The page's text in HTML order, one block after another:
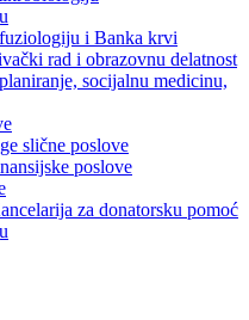
i Banka krvi
rad i obrazovnu delatnost
socijalnu medicinu,
slične poslove
poslove
za donatorsku pomoć